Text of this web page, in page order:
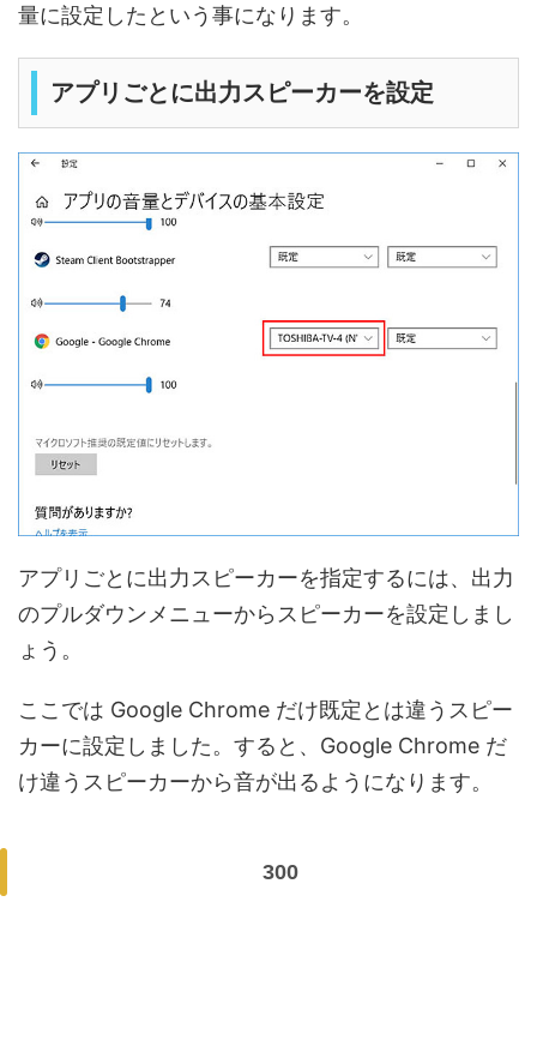
量に設定したという事になります。
アプリごとに出力スピーカーを設定
アプリごとに出力スピーカーを指定するには、出力
のプルダウンメニューからスピーカーを設定しまし
ょう。
ここでは Google Chrome だけ既定とは違うスピー
カーに設定しました。すると、Google Chrome だ
け違うスピーカーから音が出るようになります。
300